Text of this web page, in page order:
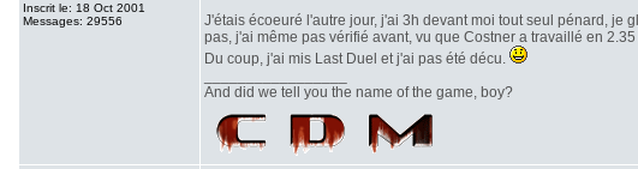
Inscrit le: 18 Oct 2001
Messages: 29556
J'étais écoeuré l'autre jour, j'ai 3h devant moi tout seul pénard, je
pas, j'ai même pas vérifié avant, vu que Costner a travaillé en
Du coup, j'ai mis Last Duel et j'ai pas été décu.
And did we tell you the name of the game, boy?